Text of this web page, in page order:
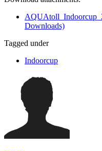
Downloads)
Tagged under
Indoorcup